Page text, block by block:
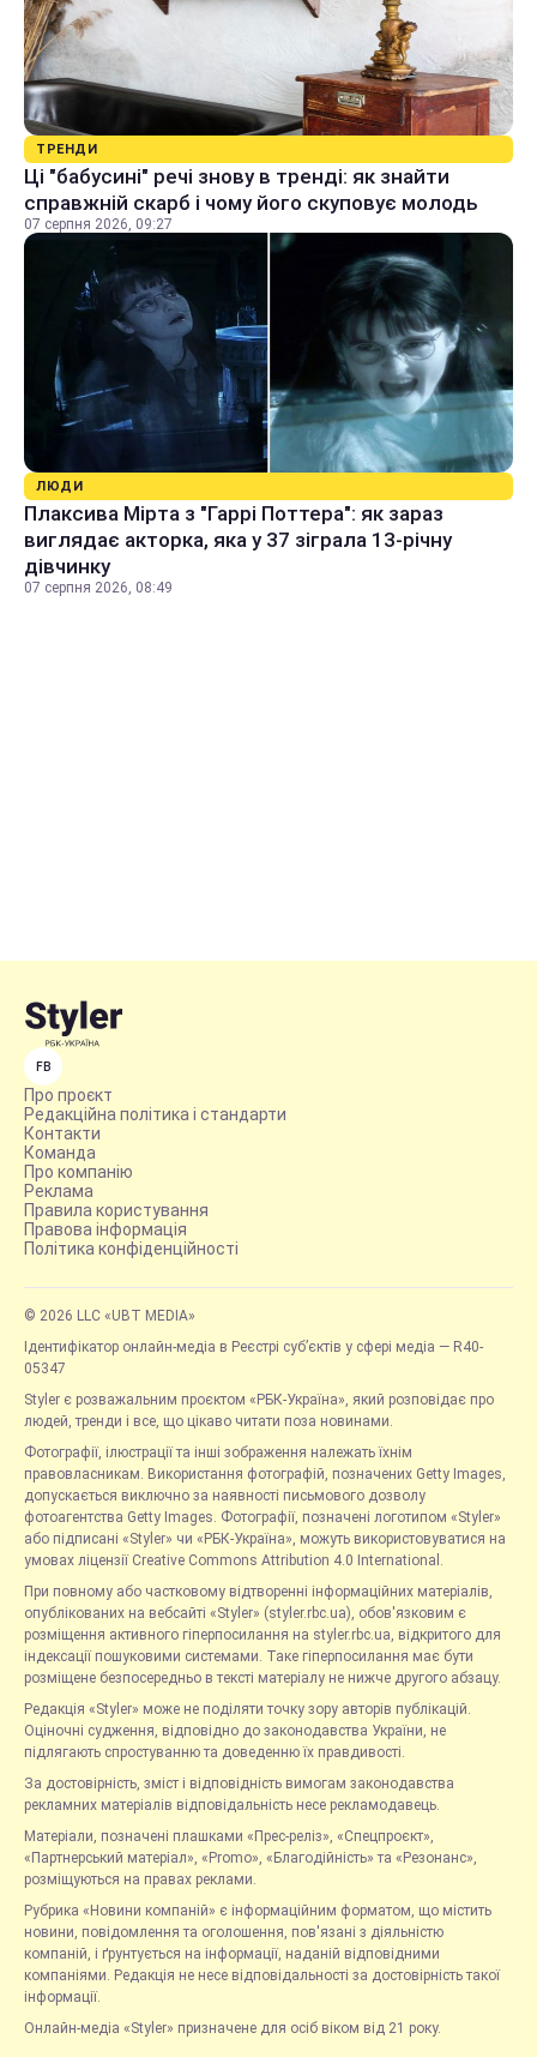
ТРЕНДИ
Ці "бабусині" речі знову в тренді: як знайти
справжній скарб і чому його скуповує молодь
07 серпня 2026, 09:27
ЛЮДИ
Плаксива Мірта з "Гаррі Поттера": як зараз
виглядає акторка, яка у 37 зіграла 13-річну
дівчинку
07 серпня 2026, 08:49
FB
Про проєкт
Редакційна політика і стандарти
Контакти
Команда
Про компанію
Реклама
Правила користування
Правова інформація
Політика конфіденційності
© 2026 LLC «UBT MEDIA»
Ідентифікатор онлайн-медіа в Реєстрі суб’єктів у сфері медіа — R40-
05347
Styler є розважальним проєктом «РБК-Україна», який розповідає про
людей, тренди і все, що цікаво читати поза новинами.
Фотографії, ілюстрації та інші зображення належать їхнім
правовласникам. Використання фотографій, позначених Getty Images,
допускається виключно за наявності письмового дозволу
фотоагентства Getty Images. Фотографії, позначені логотипом «Styler»
або підписані «Styler» чи «РБК-Україна», можуть використовуватися на
умовах ліцензії Creative Commons Attribution 4.0 International.
При повному або частковому відтворенні інформаційних матеріалів,
опублікованих на вебсайті «Styler» (styler.rbc.ua), обов'язковим є
розміщення активного гіперпосилання на styler.rbc.ua, відкритого для
індексації пошуковими системами. Таке гіперпосилання має бути
розміщене безпосередньо в тексті матеріалу не нижче другого абзацу.
Редакція «Styler» може не поділяти точку зору авторів публікацій.
Оціночні судження, відповідно до законодавства України, не
підлягають спростуванню та доведенню їх правдивості.
За достовірність, зміст і відповідність вимогам законодавства
рекламних матеріалів відповідальність несе рекламодавець.
Матеріали, позначені плашками «Прес-реліз», «Спецпроєкт»,
«Партнерський матеріал», «Promo», «Благодійність» та «Резонанс»,
розміщуються на правах реклами.
Рубрика «Новини компаній» є інформаційним форматом, що містить
новини, повідомлення та оголошення, пов'язані з діяльністю
компаній, і ґрунтується на інформації, наданій відповідними
компаніями. Редакція не несе відповідальності за достовірність такої
інформації.
Онлайн-медіа «Styler» призначене для осіб віком від 21 року.